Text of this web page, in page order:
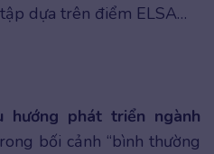
dựa trên điểm ELSA…
hướng phát triển ngành
bối cảnh “bình thường